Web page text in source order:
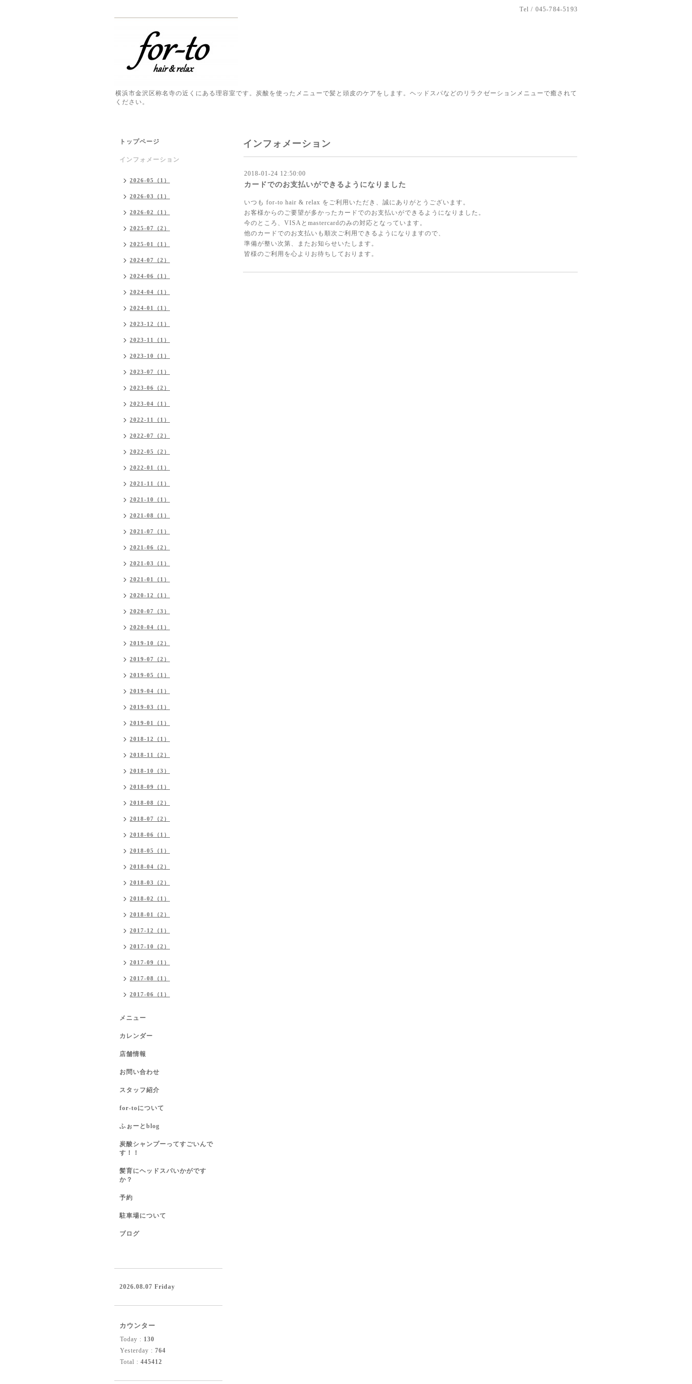
Tel / 045-784-5193
横浜市金沢区称名寺の近くにある理容室です。炭酸を使ったメニューで髪と頭皮のケアをします。ヘッドスパなどのリラクゼーションメニューで癒されて
ください。
インフォメーション
2018-01-24 12:50:00
カードでのお支払いができるようになりました
いつも for-to hair & relax をご利用いただき、誠にありがとうございます。
お客様からのご要望が多かったカードでのお支払いができるようになりました。
今のところ、VISAとmastercardのみの対応となっています。
他のカードでのお支払いも順次ご利用できるようになりますので、
準備が整い次第、またお知らせいたします。
皆様のご利用を心よりお待ちしております。
トップページ
インフォメーション
2026-05（1）
2026-03（1）
2026-02（1）
2025-07（2）
2025-01（1）
2024-07（2）
2024-06（1）
2024-04（1）
2024-01（1）
2023-12（1）
2023-11（1）
2023-10（1）
2023-07（1）
2023-06（2）
2023-04（1）
2022-11（1）
2022-07（2）
2022-05（2）
2022-01（1）
2021-11（1）
2021-10（1）
2021-08（1）
2021-07（1）
2021-06（2）
2021-03（1）
2021-01（1）
2020-12（1）
2020-07（3）
2020-04（1）
2019-10（2）
2019-07（2）
2019-05（1）
2019-04（1）
2019-03（1）
2019-01（1）
2018-12（1）
2018-11（2）
2018-10（3）
2018-09（1）
2018-08（2）
2018-07（2）
2018-06（1）
2018-05（1）
2018-04（2）
2018-03（2）
2018-02（1）
2018-01（2）
2017-12（1）
2017-10（2）
2017-09（1）
2017-08（1）
2017-06（1）
メニュー
カレンダー
店舗情報
お問い合わせ
スタッフ紹介
for-toについて
ふぉーとblog
炭酸シャンプーってすごいんで
す！！
髪育にヘッドスパいかがです
か？
予約
駐車場について
ブログ
2026.08.07 Friday
カウンター
Today : 130
Yesterday : 764
Total : 445412